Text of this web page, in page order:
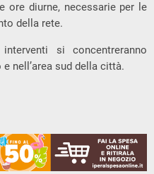
ore diurne, necessarie per le
della rete.
si concentreranno
nell’area sud della città.